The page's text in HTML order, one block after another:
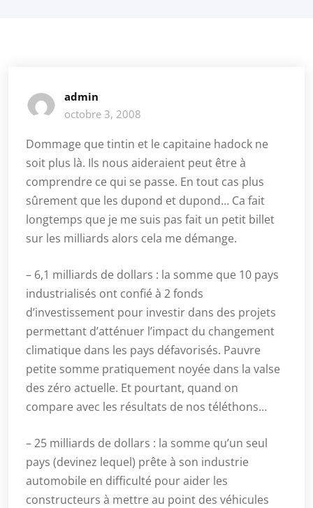
admin
octobre 3, 2008
Dommage que tintin et le capitaine hadock ne
soit plus là. Ils nous aideraient peut être à
comprendre ce qui se passe. En tout cas plus
sûrement que les dupond et dupond… Ca fait
longtemps que je me suis pas fait un petit billet
sur les milliards alors cela me démange.
– 6,1 milliards de dollars : la somme que 10 pays
industrialisés ont confié à 2 fonds
d’investissement pour investir dans des projets
permettant d’atténuer l’impact du changement
climatique dans les pays défavorisés. Pauvre
petite somme pratiquement noyée dans la valse
des zéro actuelle. Et pourtant, quand on
compare avec les résultats de nos téléthons…
– 25 milliards de dollars : la somme qu’un seul
pays (devinez lequel) prête à son industrie
automobile en difficulté pour aider les
constructeurs à mettre au point des véhicules